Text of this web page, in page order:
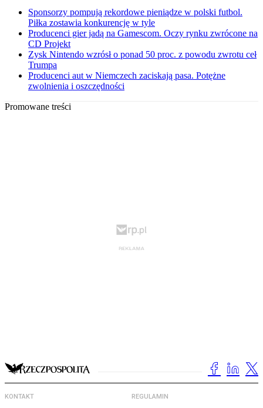
Sponsorzy pompują rekordowe pieniądze w polski futbol.
Piłka zostawia konkurencję w tyle
Producenci gier jadą na Gamescom. Oczy rynku zwrócone na
CD Projekt
Zysk Nintendo wzrósł o ponad 50 proc. z powodu zwrotu ceł
Trumpa
Producenci aut w Niemczech zaciskają pasa. Potężne
zwolnienia i oszczędności
Promowane treści
KONTAKT REGULAMIN